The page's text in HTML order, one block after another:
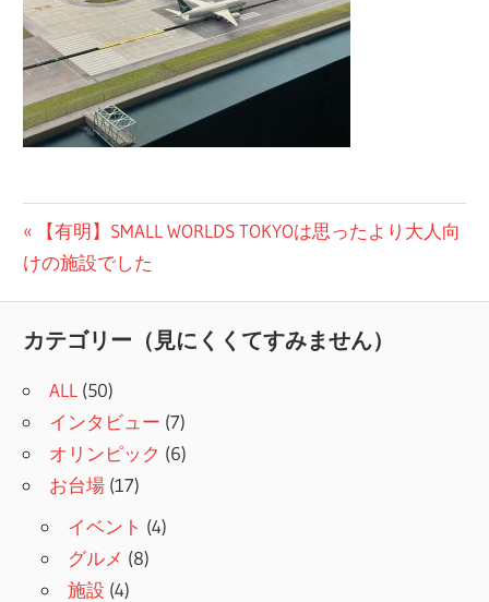
投
稿
ビ
ゲ
ー
シ
ョ
ン
前
の
【有明】SMALL WORLDS TOKYOは思ったより大人向
けの施設でした
カテゴリー（見にくくてすみません）
ALL (50)
インタビュー (7)
オリンピック (6)
お台場 (17)
イベント (4)
グルメ (8)
施設 (4)